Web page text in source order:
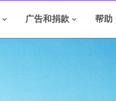
广告和捐款 帮助